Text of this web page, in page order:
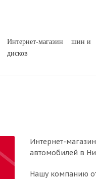
Интернет-магазин шин и
дисков
Интернет-
автомобилей в
Нашу компанию